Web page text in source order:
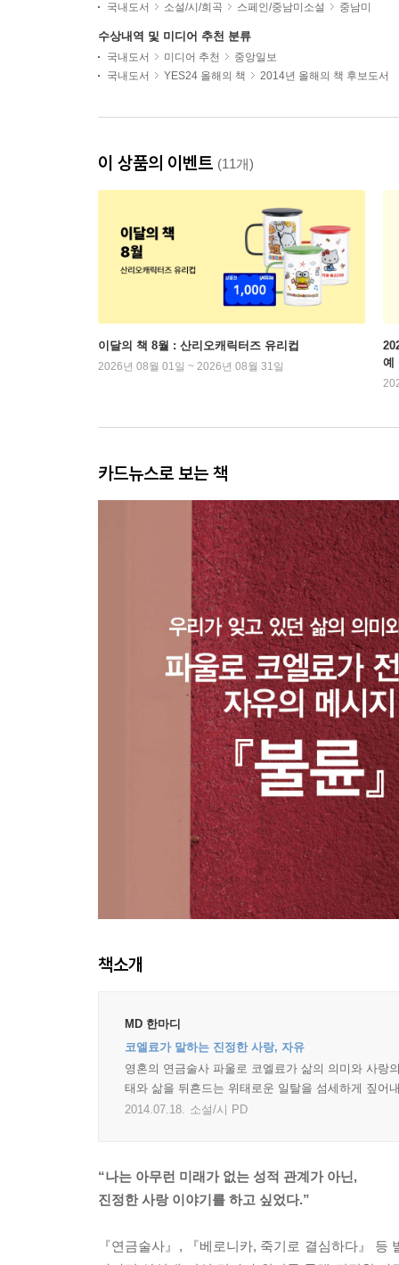
국내도서 소설/시/희곡 스페인/중남미소설 중남미
수상내역 및 미디어 추천 분류
국내도서 미디어 추천
중앙일보
국내도서
YES24 올해의 책 2014년 올해의 책 후보도서
이 상품의 이벤트 (11개)
이달의 책 8월 : 산리오캐릭터즈 유리컵
2026년 08월 01일 ~ 2026년 08월 31일
예
카드뉴스로 보는 책
책소개
MD 한마디
코엘료가 말하는 진정한 사랑, 자유
영혼의 연금술사 파울로 코엘료가 삶의 의미와 사랑
태와 삶을 뒤흔드는 위태로운 일탈을 섬세하게 짚어
2014.07.18. 소설/시 PD
“나는 아무런 미래가 없는 성적 관계가 아닌,
진정한 사랑 이야기를 하고 싶었다.”
『연금술사』, 『베로니카, 죽기로 결심하다』